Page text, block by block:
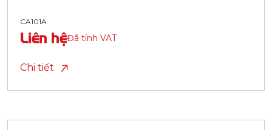
CA101A
Liên hệĐã tính VAT
Chi tiết